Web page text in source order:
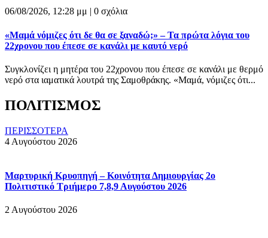
06/08/2026, 12:28 μμ | 0 σχόλια
«Μαμά νόμιζες ότι δε θα σε ξαναδώ;» – Τα πρώτα λόγια του
22χρονου που έπεσε σε κανάλι με καυτό νερό
Συγκλονίζει η μητέρα του 22χρονου που έπεσε σε κανάλι με θερμό
νερό στα ιαματικά λουτρά της Σαμοθράκης. «Μαμά, νόμιζες ότι...
ΠΟΛΙΤΙΣΜΟΣ
ΠΕΡΙΣΣΟΤΕΡΑ
4 Αυγούστου 2026
Μαρτυρική Κρυοπηγή – Κοινότητα Δημιουργίας 2ο
Πολιτιστικό Τριήμερο 7,8,9 Αυγούστου 2026
2 Αυγούστου 2026